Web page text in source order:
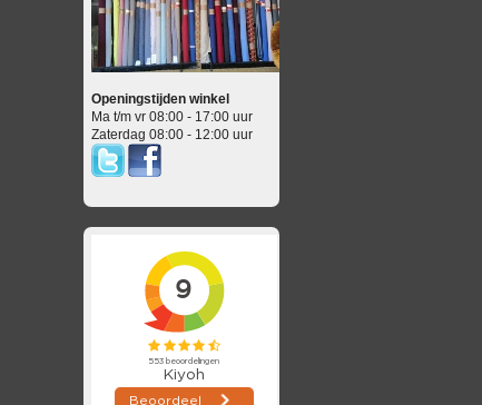
Openingstijden winkel
Ma t/m vr 08:00 - 17:00 uur
Zaterdag 08:00 - 12:00 uur